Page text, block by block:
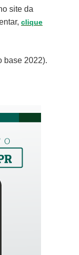
site da
clique
base 2022).